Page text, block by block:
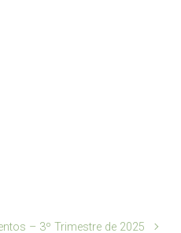
– 3º Trimestre de 2025